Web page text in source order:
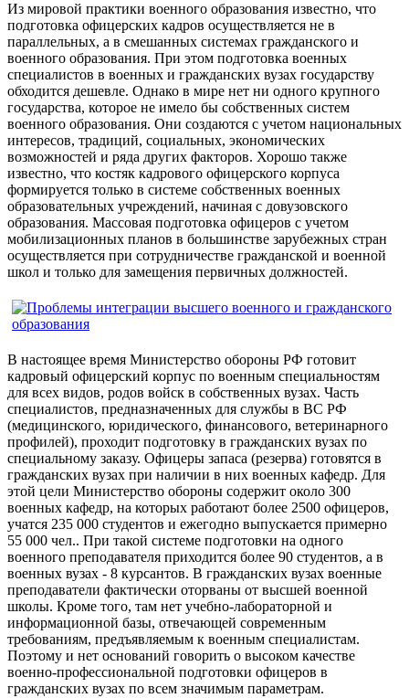
Из мировой практики военного образования известно, что
подготовка офицерских кадров осуществляется не в
параллельных, а в смешанных системах гражданского и
военного образования. При этом подготовка военных
специалистов в военных и гражданских вузах государству
обходится дешевле. Однако в мире нет ни одного крупного
государства, которое не имело бы собственных систем
военного образования. Они создаются с учетом национальных
интересов, традиций, социальных, экономических
возможностей и ряда других факторов. Хорошо также
известно, что костяк кадрового офицерского корпуса
формируется только в системе собственных военных
образовательных учреждений, начиная с довузовского
образования. Массовая подготовка офицеров с учетом
мобилизационных планов в большинстве зарубежных стран
осуществляется при сотрудничестве гражданской и военной
школ и только для замещения первичных должностей.
В настоящее время Министерство обороны РФ готовит
кадровый офицерский корпус по военным специальностям
для всех видов, родов войск в собственных вузах. Часть
специалистов, предназначенных для службы в ВС РФ
(медицинского, юридического, финансового, ветеринарного
профилей), проходит подготовку в гражданских вузах по
специальному заказу. Офицеры запаса (резерва) готовятся в
гражданских вузах при наличии в них военных кафедр. Для
этой цели Министерство обороны содержит около 300
военных кафедр, на которых работают более 2500 офицеров,
учатся 235 000 студентов и ежегодно выпускается примерно
55 000 чел.. При такой системе подготовки на одного
военного преподавателя приходится более 90 студентов, а в
военных вузах - 8 курсантов. В гражданских вузах военные
преподаватели фактически оторваны от высшей военной
школы. Кроме того, там нет учебно-лабораторной и
информационной базы, отвечающей современным
требованиям, предъявляемым к военным специалистам.
Поэтому и нет оснований говорить о высоком качестве
военно-профессиональной подготовки офицеров в
гражданских вузах по всем значимым параметрам.